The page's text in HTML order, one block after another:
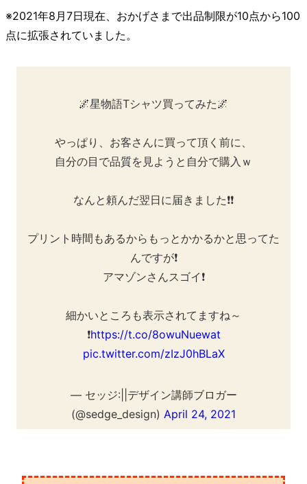
※2021年8月7日現在、おかげさまで出品制限が10点から100
点に拡張されていました。
🌌星物語Tシャツ買ってみた🌌
やっぱり、お客さんに買って頂く前に、
自分の目で品質を見ようと自分で購入ｗ
なんと頼んだ翌日に届きました❗❗
プリント時間もあるからもっとかかるかと思ってた
んですが❗
アマゾンさんスゴイ❗
細かいところも表示されてますね～
❗https://t.co/8owuNuewat
pic.twitter.com/zIzJ0hBLaX
— セッジ:||デザイン講師ブロガー
(@sedge_design) April 24, 2021